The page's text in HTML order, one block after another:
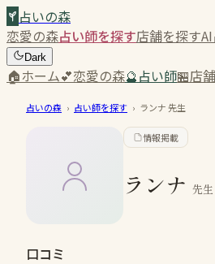
占いの森
恋愛の森占い師を探す店舗を探す
Dark
🏠ホーム💕恋愛の森🔮占い師🏪店舗
占いの森 › 占い師を探す › ランナ先生
情報掲載
ランナ 先生
口コミ